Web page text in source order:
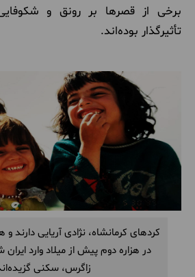
برخی از قصرها بر رونق و
تأثیرگذار بوده‌اند.
کردهای کرمانشاه، نژادی آریایی دارند
در هزاره دوم پیش از میلاد وارد
زاگرس، سکنی